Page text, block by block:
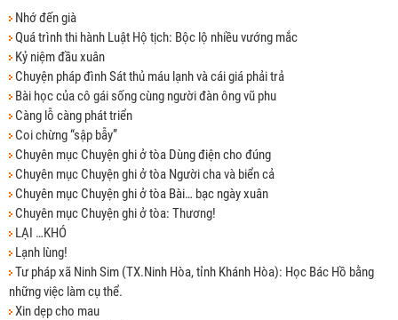
Nhớ đến già
Quá trình thi hành Luật Hộ tịch: Bộc lộ nhiều vướng mắc
Kỷ niệm đầu xuân
Chuyện pháp đình Sát thủ máu lạnh và cái giá phải trả
Bài học của cô gái sống cùng người đàn ông vũ phu
Càng lỗ càng phát triển
Coi chừng “sập bẫy”
Chuyên mục Chuyện ghi ở tòa Dùng điện cho đúng
Chuyên mục Chuyện ghi ở tòa Người cha và biển cả
Chuyên mục Chuyện ghi ở tòa Bài… bạc ngày xuân
Chuyên mục Chuyện ghi ở tòa: Thương!
LẠI …KHÓ
Lạnh lùng!
Tư pháp xã Ninh Sim (TX.Ninh Hòa, tỉnh Khánh Hòa): Học Bác Hồ bằng
những việc làm cụ thể.
Xin dẹp cho mau